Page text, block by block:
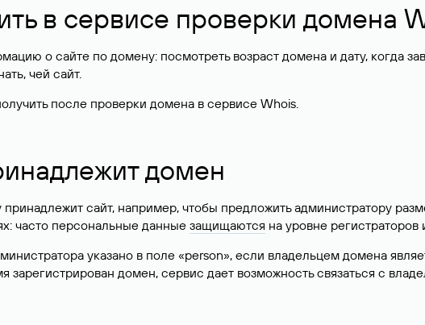
в сервисе проверки домена
о сайте по домену: посмотреть возраст домена и дату, когда
чей сайт.
после проверки домена в сервисе Whois.
домен
принадлежит сайт, например, чтобы предложить администратору
часто персональные данные защищаются на уровне
указано в поле «person», если владельцем домена
зарегистрирован домен, сервис дает возможность связаться с